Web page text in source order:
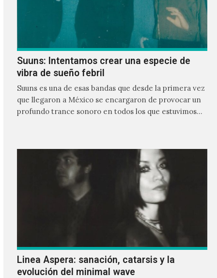
Suuns: Intentamos crear una especie de
vibra de sueño febril
Suuns es una de esas bandas que desde la primera vez
que llegaron a México se encargaron de provocar un
profundo trance sonoro en todos los que estuvimos
Linea Aspera: sanación, catarsis y la
evolución del minimal wave